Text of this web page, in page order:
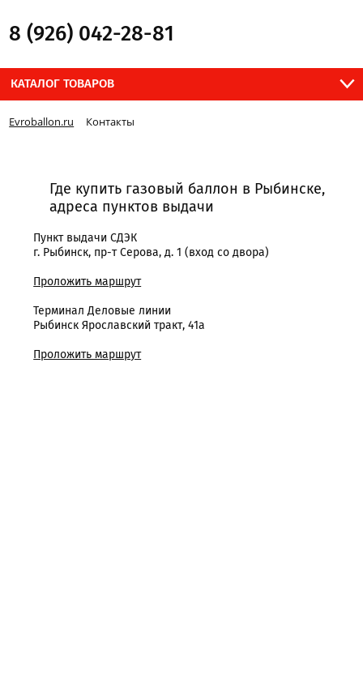
8 (926) 042-28-81
КАТАЛОГ ТОВАРОВ
Evroballon.ru Контакты
Где купить газовый баллон в Рыбинске,
адреса пунктов выдачи
Пункт выдачи СДЭК
г. Рыбинск, пр-т Серова, д. 1 (вход со двора)
Проложить маршрут
Терминал Деловые линии
Рыбинск Ярославский тракт, 41а
Проложить маршрут